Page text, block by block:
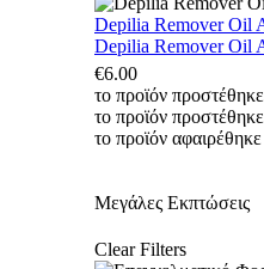
Depilia Remover Oil
Depilia Remover Oil
€6.00
το προϊόν
το προϊόν
το προϊόν
Μεγάλες Εκπτώσεις
Clear Filters